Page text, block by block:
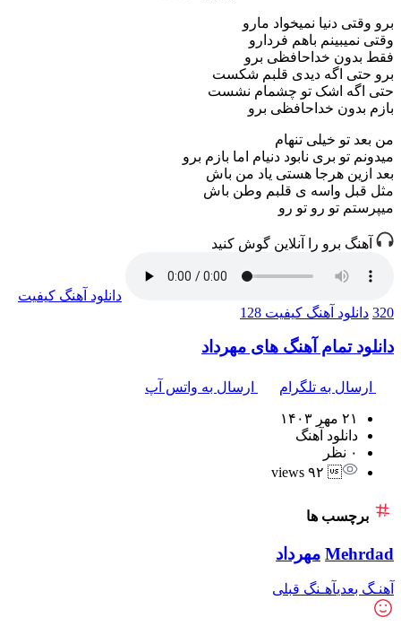
برو وقتی دنیا نمیخواد مارو
وقتی نمیبینم باهم فردارو
فقط بدون خداحافظی برو
برو حتی اگه دیدی قلبم شکست
حتی اگه اشک تو چشمام نشست
بازم بدون خداحافظی برو
من بعد تو خیلی تنهام
میدونم تو بری نابود دنیام اما بازم برو
بعد ازین هرجا هستی یاد من باش
مثل قبل واسه ی قلبم وطن باش
میپرستم تو رو تو رو
آهنگ برو را آنلاین گوش کنید
دانلود آهنگ کیفیت
320 دانلود آهنگ کیفیت 128
دانلود تمام آهنگ های مهرداد
ارسال به تلگرام ارسال به واتس آپ
۲۱ مهر ۱۴۰۳
دانلود آهنگ
۰ نظر
۹۲ views
برچسب ها
Mehrdad مهرداد
آهنـگ بعدیآهـنگ قبلی